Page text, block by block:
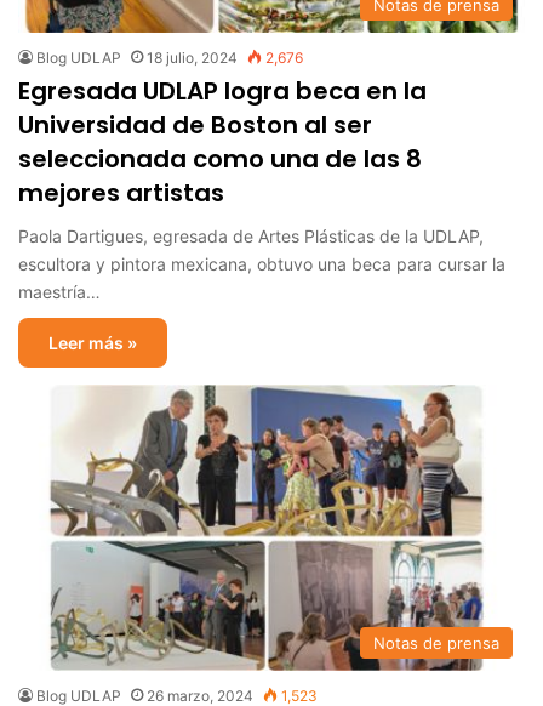
Notas de prensa
Blog UDLAP 18 julio, 2024 2,676
Egresada UDLAP logra beca en la
Universidad de Boston al ser
seleccionada como una de las 8
mejores artistas
Paola Dartigues, egresada de Artes Plásticas de la UDLAP,
escultora y pintora mexicana, obtuvo una beca para cursar la
maestría…
Leer más »
Notas de prensa
Blog UDLAP 26 marzo, 2024 1,523